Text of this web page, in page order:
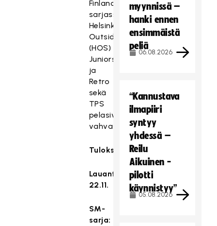
Finlandia-
sarjassa
Helsinki
Outsiders
(HOS)
Juniors
ja
Retro
sekä
TPS
pelasivat
vahvasti.
Tulokset:
Lauantai
22.11.
SM-
sarja:
myynnissä –
hanki ennen
ensimmäistä
peliä
06.08.2026
“Kannustava
ilmapiiri
syntyy
yhdessä –
Reilu
Aikuinen -
pilotti
käynnistyy”
05.08.2026